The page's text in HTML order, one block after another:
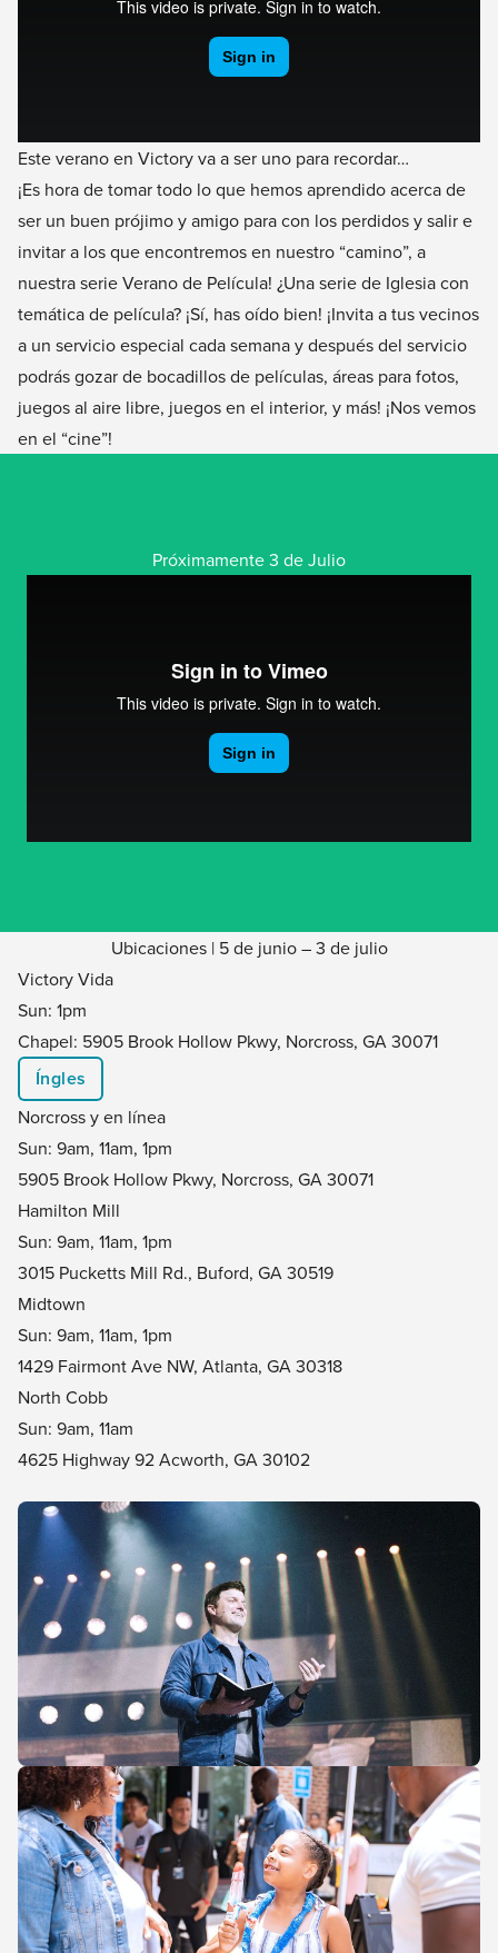
Este verano en Victory va a ser uno para recordar…
¡Es hora de tomar todo lo que hemos aprendido acerca de
ser un buen prójimo y amigo para con los perdidos y salir e
invitar a los que encontremos en nuestro “camino”, a
nuestra serie Verano de Película! ¿Una serie de Iglesia con
temática de película? ¡Sí, has oído bien! ¡Invita a tus vecinos
a un servicio especial cada semana y después del servicio
podrás gozar de bocadillos de películas, áreas para fotos,
juegos al aire libre, juegos en el interior, y más! ¡Nos vemos
en el “cine”!
Próximamente 3 de Julio
Ubicaciones | 5 de junio – 3 de julio
Victory Vida
Sun: 1pm
Chapel: 5905 Brook Hollow Pkwy, Norcross, GA 30071
Íngles
Norcross y en línea
Sun: 9am, 11am, 1pm
5905 Brook Hollow Pkwy, Norcross, GA 30071
Hamilton Mill
Sun: 9am, 11am, 1pm
3015 Pucketts Mill Rd., Buford, GA 30519
Midtown
Sun: 9am, 11am, 1pm
1429 Fairmont Ave NW, Atlanta, GA 30318
North Cobb
Sun: 9am, 11am
4625 Highway 92 Acworth, GA 30102